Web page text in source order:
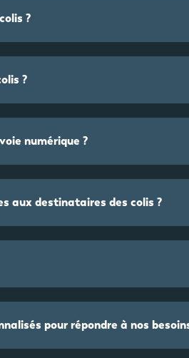
?
?
numérique ?
aux destinataires des colis ?
pour répondre à nos